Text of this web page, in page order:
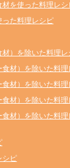
を使った料理レシ
った料理レシピ
）を除いた料理レ
材）を除いた料理
食材）を除いた料理
食材）を除いた料理
食材）を除いた料理
シピ